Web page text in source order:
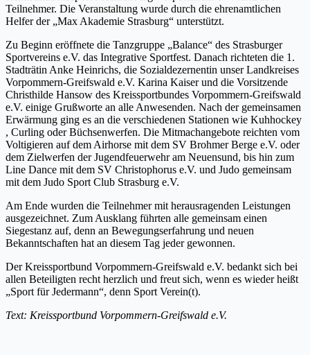
Teilnehmer. Die Veranstaltung wurde durch die ehrenamtlichen
Helfer der „Max Akademie Strasburg“ unterstützt.
Zu Beginn eröffnete die Tanzgruppe „Balance“ des Strasburger
Sportvereins e.V. das Integrative Sportfest. Danach richteten die 1.
Stadträtin Anke Heinrichs, die Sozialdezernentin unser Landkreises
Vorpommern-Greifswald e.V. Karina Kaiser und die Vorsitzende
Christhilde Hansow des Kreissportbundes Vorpommern-Greifswald
e.V. einige Grußworte an alle Anwesenden. Nach der gemeinsamen
Erwärmung ging es an die verschiedenen Stationen wie Kuhhockey
, Curling oder Büchsenwerfen. Die Mitmachangebote reichten vom
Voltigieren auf dem Airhorse mit dem SV Brohmer Berge e.V. oder
dem Zielwerfen der Jugendfeuerwehr am Neuensund, bis hin zum
Line Dance mit dem SV Christophorus e.V. und Judo gemeinsam
mit dem Judo Sport Club Strasburg e.V.
Am Ende wurden die Teilnehmer mit herausragenden Leistungen
ausgezeichnet. Zum Ausklang führten alle gemeinsam einen
Siegestanz auf, denn an Bewegungserfahrung und neuen
Bekanntschaften hat an diesem Tag jeder gewonnen.
Der Kreissportbund Vorpommern-Greifswald e.V. bedankt sich bei
allen Beteiligten recht herzlich und freut sich, wenn es wieder heißt
„Sport für Jedermann“, denn Sport Verein(t).
Text: Kreissportbund Vorpommern-Greifswald e.V.